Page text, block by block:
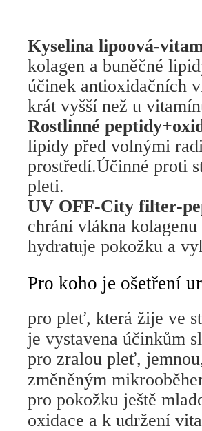
Kyselina lipoová-
kolagen a buněčné
účinek antioxidačních
krát vyšší než u
Rostlinné
lipidy před volnými
prostředí.Účinné proti
pleti.
UV OFF-City filter-
chrání vlákna
hydratuje pokožku a
Pro koho je ošetření
pro pleť, která žije ve
je vystavena účinkům
pro zralou pleť,
změněným
pro pokožku ještě
oxidace a k udržení